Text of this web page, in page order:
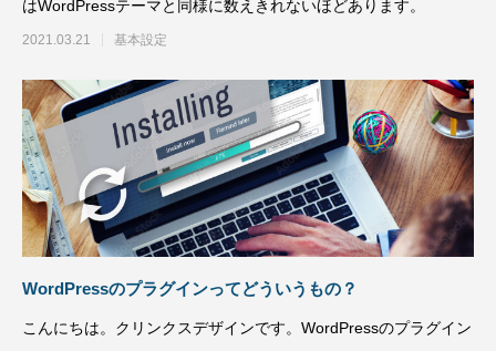
SWELLボックスメニューをスマホで表示
させる方法
2022.02.11
ヘッダー上に電話
方法
2021.12.27
はWordPressテーマと同様に数えきれないほどあります。
2021.03.21 基本設定
WordPressのプラグインってどういうもの？
こんにちは。クリンクスデザインです。WordPressのプラグイン